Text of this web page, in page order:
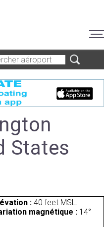
States
: 40 feet MSL.
magnétique : 14°